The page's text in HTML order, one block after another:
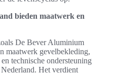
bieden maatwerk en
De Bever Aluminium
maatwerk gevelbekleding,
technische ondersteuning
Het verdient